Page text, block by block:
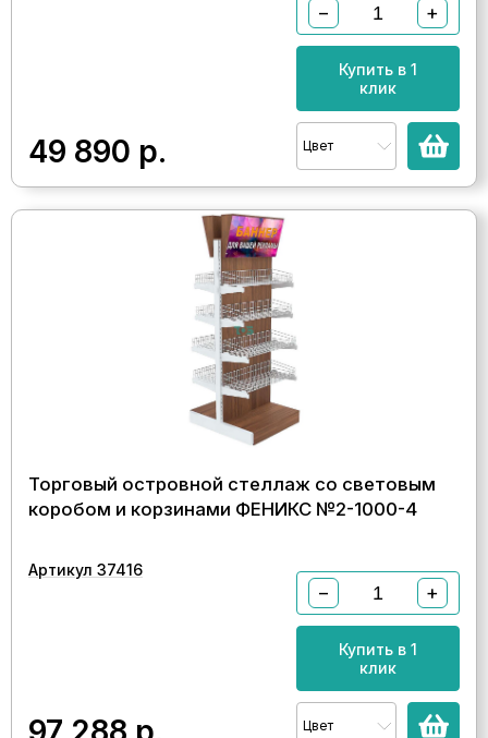
49 890 р.
− +
Купить в 1
клик
Цвет
Торговый островной стеллаж со световым
коробом и корзинами ФЕНИКС №2-1000-4
Артикул 37416
− +
Купить в 1
клик
Цвет